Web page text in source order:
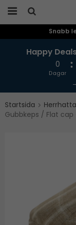
Snabb
Happy
0
Dagar
Startsida
Gubbkeps / Flat